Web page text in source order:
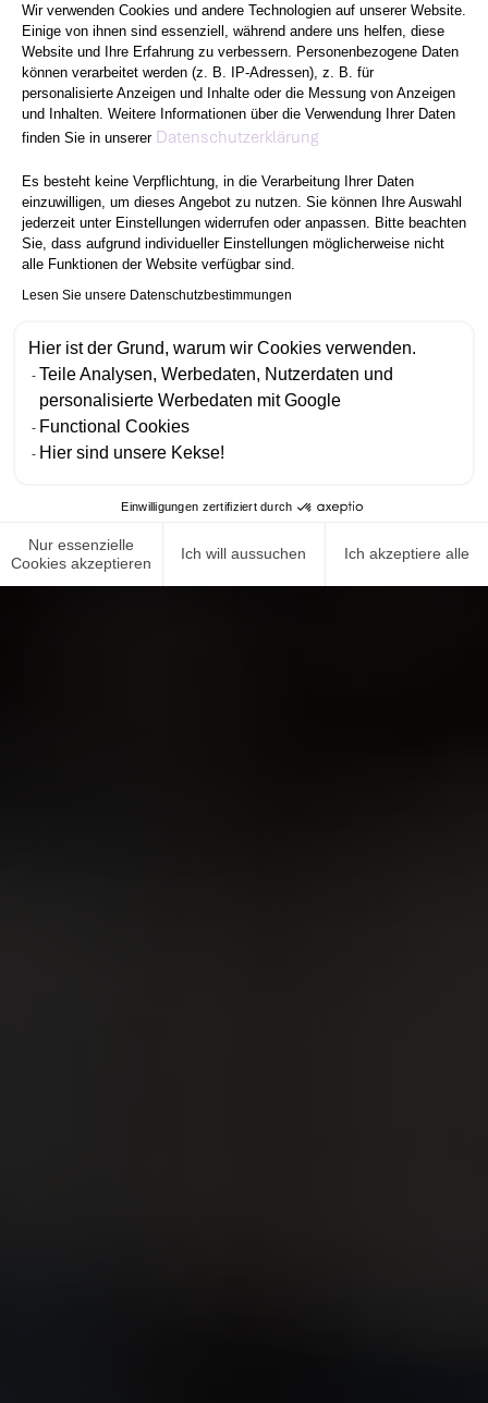
Wir verwenden Cookies und andere Technologien auf unserer Website.
Einige von ihnen sind essenziell, während andere uns helfen, diese
Website und Ihre Erfahrung zu verbessern. Personenbezogene Daten
können verarbeitet werden (z. B. IP-Adressen), z. B. für
personalisierte Anzeigen und Inhalte oder die Messung von Anzeigen
und Inhalten. Weitere Informationen über die Verwendung Ihrer Daten
finden Sie in unserer Datenschutzerklärung
Es besteht keine Verpflichtung, in die Verarbeitung Ihrer Daten
einzuwilligen, um dieses Angebot zu nutzen. Sie können Ihre Auswahl
jederzeit unter Einstellungen widerrufen oder anpassen. Bitte beachten
Sie, dass aufgrund individueller Einstellungen möglicherweise nicht
alle Funktionen der Website verfügbar sind.
Lesen Sie unsere Datenschutzbestimmungen
Hier ist der Grund, warum wir Cookies verwenden.
Teile Analysen, Werbedaten, Nutzerdaten und
personalisierte Werbedaten mit Google
Functional Cookies
Hier sind unsere Kekse!
Einwilligungen zertifiziert durch
Nur essenzielle
Cookies akzeptieren
Ich will aussuchen Ich akzeptiere alle
Axeptio consent